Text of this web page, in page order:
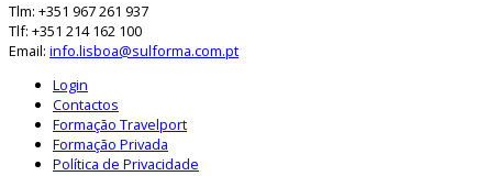
Tlm: +351 967 261 937
Tlf: +351 214 162 100
Email: info.lisboa@sulforma.com.pt
Login
Contactos
Formação Travelport
Formação Privada
Política de Privacidade